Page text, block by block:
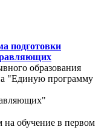
подготовки
образования
"Единую программу
обучение в первом